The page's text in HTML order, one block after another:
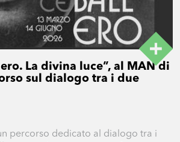
La divina luce”, al MAN di
sul dialogo tra i due
percorso dedicato al dialogo tra i